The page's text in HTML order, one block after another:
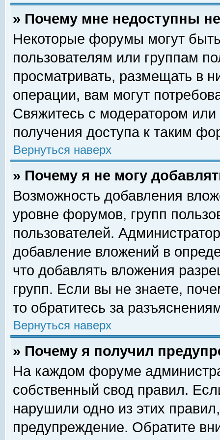
» Почему мне недоступны
Некоторые форумы могут
пользователям или группам
просматривать, размещать в
операции, вам могут
Свяжитесь с модератором
получения доступа к таким
Вернуться наверх
» Почему я не могу
Возможность добавления
уровне форумов, групп
пользователей.
добавление вложений в
что добавлять вложения
групп. Если вы не знаете,
то обратитесь за
Вернуться наверх
» Почему я получил
На каждом форуме
собственный свод правил.
нарушили одно из этих
предупреждение. Обратите